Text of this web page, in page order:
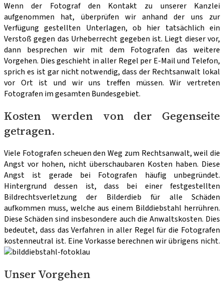
Wenn der Fotograf den Kontakt zu unserer Kanzlei
aufgenommen hat, überprüfen wir anhand der uns zur
Verfügung gestellten Unterlagen, ob hier tatsächlich ein
Verstoß gegen das Urheberrecht gegeben ist. Liegt dieser vor,
dann besprechen wir mit dem Fotografen das weitere
Vorgehen. Dies geschieht in aller Regel per E-Mail und Telefon,
sprich es ist gar nicht notwendig, dass der Rechtsanwalt lokal
vor Ort ist und wir uns treffen müssen. Wir vertreten
Fotografen im gesamten Bundesgebiet.
Kosten werden von der Gegenseite
getragen.
Viele Fotografen scheuen den Weg zum Rechtsanwalt, weil die
Angst vor hohen, nicht überschaubaren Kosten haben. Diese
Angst ist gerade bei Fotografen häufig unbegründet.
Hintergrund dessen ist, dass bei einer festgestellten
Bildrechtsverletzung der Bilderdieb für alle Schäden
aufkommen muss, welche aus einem Bilddiebstahl herrühren.
Diese Schäden sind insbesondere auch die Anwaltskosten. Dies
bedeutet, dass das Verfahren in aller Regel für die Fotografen
kostenneutral ist. Eine Vorkasse berechnen wir übrigens nicht.
Unser Vorgehen